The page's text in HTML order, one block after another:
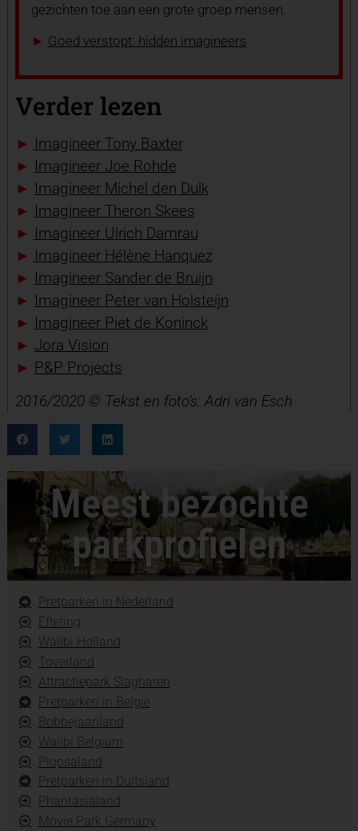
gezichten toe aan een grote groep mensen.
► Goed verstopt: hidden imagineers
Verder lezen
► Imagineer Tony Baxter
► Imagineer Joe Rohde
► Imagineer Michel den Dulk
► Imagineer Theron Skees
► Imagineer Ulrich Damrau
► Imagineer Hélène Hanquez
► Imagineer Sander de Bruijn
► Imagineer Peter van Holsteijn
► Imagineer Piet de Koninck
► Jora Vision
► P&P Projects
2016/2020 © Tekst en foto’s: Adri van Esch
Meest bezochte
parkprofielen
Pretparken in Nederland
Efteling
Walibi Holland
Toverland
Attractiepark Slagharen
Pretparken in België
Bobbejaanland
Walibi Belgium
Plopsaland
Pretparken in Duitsland
Phantasialand
Movie Park Germany